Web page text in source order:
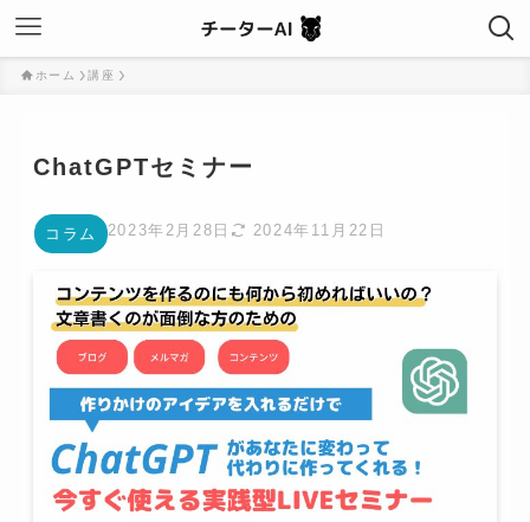
ホーム 講座
ChatGPTセミナー
コラム 2023年2月28日 2024年11月22日